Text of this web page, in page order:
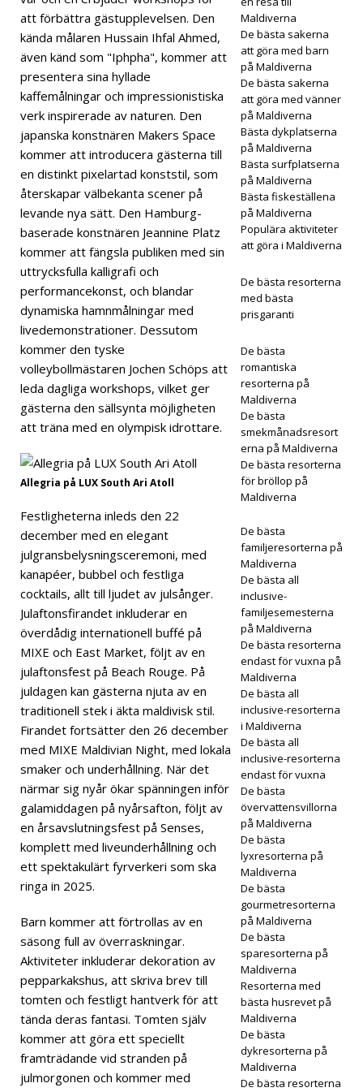
Mald
ivern
a
5-
STJÄ
A
HOT
ELL
OCH
nove
mbe
r
y-
e på
Dha
wa
Ihuru
2025
SPECI
ALER
BJUD
EN
nove
mbe
r
att förbättra gästupplevelsen. Den
kända målaren Hussain Ihfal Ahmed,
även känd som "Iphpha", kommer att
presentera sina hyllade
kaffemålningar och impressionistiska
verk inspirerade av naturen. Den
japanska konstnären Makers Space
kommer att introducera gästerna till
en distinkt pixelartad konststil, som
återskapar välbekanta scener på
levande nya sätt. Den Hamburg-
baserade konstnären Jeannine Platz
kommer att fängsla publiken med sin
uttrycksfulla kalligrafi och
performancekonst, och blandar
dynamiska hamnmålningar med
livedemonstrationer. Dessutom
kommer den tyske
volleybollmästaren Jochen Schöps att
leda dagliga workshops, vilket ger
gästerna den sällsynta möjligheten
att träna med en olympisk idrottare.
Allegria på LUX South Ari Atoll
Festligheterna inleds den 22
december med en elegant
julgransbelysningsceremoni, med
kanapéer, bubbel och festliga
cocktails, allt till ljudet av julsånger.
Julaftonsfirandet inkluderar en
överdådig internationell buffé på
MIXE och East Market, följt av en
julaftonsfest på Beach Rouge. På
juldagen kan gästerna njuta av en
traditionell stek i äkta maldivisk stil.
Firandet fortsätter den 26 december
med MIXE Maldivian Night, med lokala
smaker och underhållning. När det
närmar sig nyår ökar spänningen inför
galamiddagen på nyårsafton, följt av
en årsavslutningsfest på Senses,
komplett med liveunderhållning och
ett spektakulärt fyrverkeri som ska
ringa in 2025.
Barn kommer att förtrollas av en
säsong full av överraskningar.
Aktiviteter inkluderar dekoration av
pepparkakshus, att skriva brev till
tomten och festligt hantverk för att
tända deras fantasi. Tomten själv
kommer att göra ett speciellt
framträdande vid stranden på
julmorgonen och kommer med
Maldiverna
De bästa sakerna
att göra med barn
på Maldiverna
De bästa sakerna
att göra med vänner
på Maldiverna
Bästa dykplatserna
på Maldiverna
Bästa surfplatserna
på Maldiverna
Bästa fiskeställena
på Maldiverna
Populära aktiviteter
att göra i Maldiverna
De bästa resorterna
med bästa
prisgaranti
De bästa
romantiska
resorterna på
Maldiverna
De bästa
smekmånadsresort
erna på Maldiverna
De bästa resorterna
för bröllop på
Maldiverna
De bästa
familjeresorterna på
Maldiverna
De bästa all
inclusive-
familjesemesterna
på Maldiverna
De bästa resorterna
endast för vuxna på
Maldiverna
De bästa all
inclusive-resorterna
i Maldiverna
De bästa all
inclusive-resorterna
endast för vuxna
De bästa
övervattensvillorna
på Maldiverna
De bästa
lyxresorterna på
Maldiverna
De bästa
gourmetresorterna
på Maldiverna
De bästa
sparesorterna på
Maldiverna
Resorterna med
bästa husrevet på
Maldiverna
De bästa
dykresorterna på
Maldiverna
De bästa resorterna